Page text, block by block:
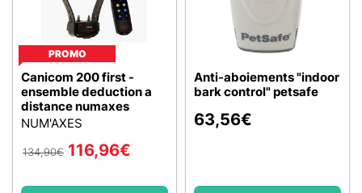
PROMO
Canicom 200 first -
ensemble deduction a
distance numaxes
NUM'AXES
134,90€ 116,96€
Anti-aboiements "indoor
bark control" petsafe
63,56€